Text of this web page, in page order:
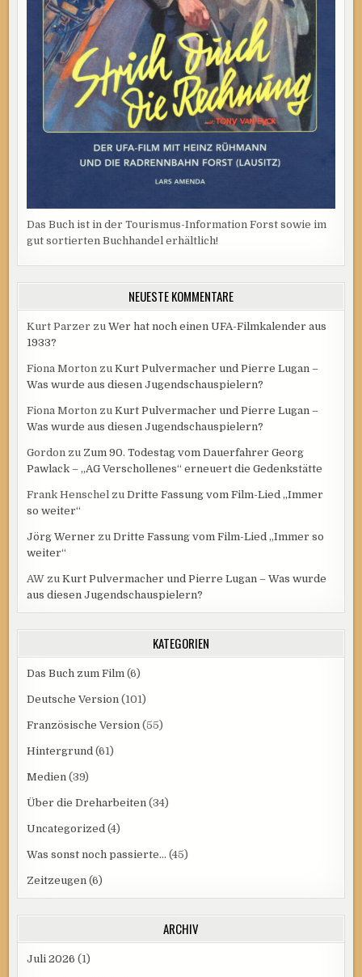
Das Buch ist in der Tourismus-Information Forst sowie im
gut sortierten Buchhandel erhältlich!
NEUESTE KOMMENTARE
Kurt Parzer zuWer hat noch einen UFA-Filmkalender aus
1933?
Fiona Morton zuKurt Pulvermacher und Pierre Lugan –
Was wurde aus diesen Jugendschauspielern?
Fiona Morton zuKurt Pulvermacher und Pierre Lugan –
Was wurde aus diesen Jugendschauspielern?
Gordon zu Zum 90. Todestag vom Dauerfahrer Georg
Pawlack – „AG Verschollenes“ erneuert die Gedenkstätte
Frank Henschel zuDritte Fassung vom Film-Lied „Immer
so weiter“
Jörg Werner zuDritte Fassung vom Film-Lied „Immer so
weiter“
AW zuKurt Pulvermacher und Pierre Lugan – Was wurde
aus diesen Jugendschauspielern?
KATEGORIEN
Das Buch zum Film (6)
Deutsche Version (101)
Französische Version (55)
Hintergrund (61)
Medien (39)
Über die Dreharbeiten (34)
Uncategorized (4)
Was sonst noch passierte… (45)
Zeitzeugen (6)
ARCHIV
Juli 2026 (1)